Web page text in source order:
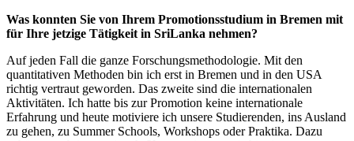
Was konnten Sie von Ihrem Promotionsstudium in Bremen mit
für Ihre jetzige Tätigkeit in SriLanka nehmen?
Auf jeden Fall die ganze Forschungsmethodologie. Mit den
quantitativen Methoden bin ich erst in Bremen und in den USA
richtig vertraut geworden. Das zweite sind die internationalen
Aktivitäten. Ich hatte bis zur Promotion keine internationale
Erfahrung und heute motiviere ich unsere Studierenden, ins Ausland
zu gehen, zu Summer Schools, Workshops oder Praktika. Dazu